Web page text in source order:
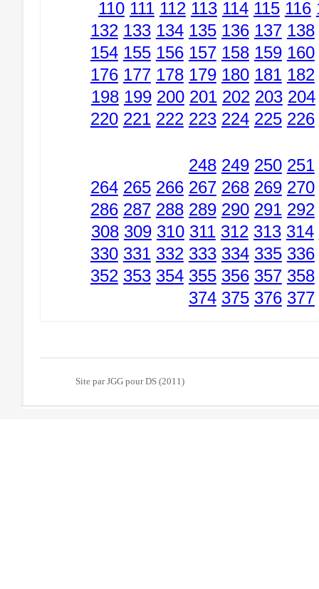
110 111 112 113 114 115 116
132 133 134 135 136 137 138
154 155 156 157 158 159 160
176 177 178 179 180 181 182
198 199 200 201 202 203 204
220 221 222 223 224 225 226
248 249 250 251
264 265 266 267 268 269 270
286 287 288 289 290 291 292
308 309 310 311 312 313 314
330 331 332 333 334 335 336
352 353 354 355 356 357 358
374 375 376 377
Site par JGG pour DS (2011)